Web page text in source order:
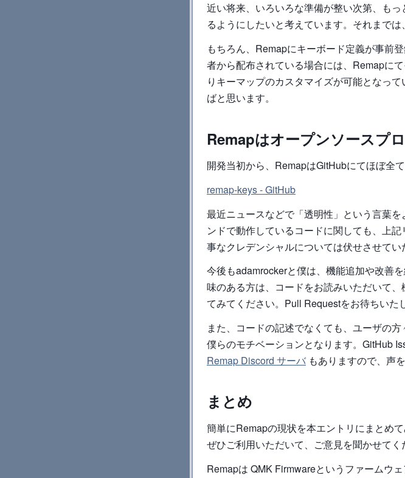
近い将来、いろいろな準備が整い次第、も
るようにしたいと考えています。それまで
もちろん、Remapにキーボード定義が事前
者から配布されている場合には、Remapに
りキーマップのカスタマイズが可能となっ
ばと思います。
Remapはオープンソースプ
開発当初から、RemapはGitHubにてほぼ全
remap-keys - GitHub
最近ニュースなどで「透明性」という言葉
ンドで動作しているコードに関しても、上
事なクレデンシャルについては伏せさせてい
今後もadamrockerと僕は、機能追加や改善
味のある方は、コードをお読みいただいて
てみてください。Pull Requestをお待ちいた
また、コードの記述でなくても、ユーザの
僕らのモチベーションとなります。GitHub
Remap Discord サーバ もありますので、声
まとめ
簡単にRemapの現状を本エントリにまとめ
ぜひご利用いただいて、ご意見を聞かせてく
Remapは QMK Firmwareというファームウ